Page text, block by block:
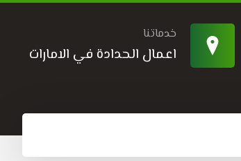
خدماتنا
اعمال الحدادة في الامارات